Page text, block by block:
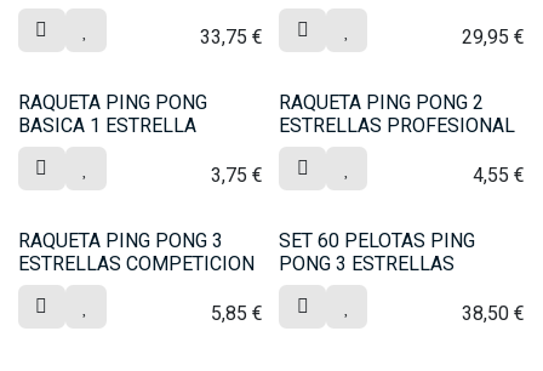
33,75 € 29,95 €
RAQUETA PING PONG
BASICA 1 ESTRELLA
3,75 €
RAQUETA PING PONG 2
ESTRELLAS PROFESIONAL
4,55 €
RAQUETA PING PONG 3
ESTRELLAS COMPETICION
5,85 €
SET 60 PELOTAS PING
PONG 3 ESTRELLAS
38,50€